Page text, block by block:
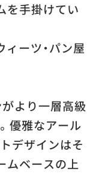
を手掛けてい
ーツ・パン屋
より一層高級
優雅なアール
デザインはそ
ムベースの上